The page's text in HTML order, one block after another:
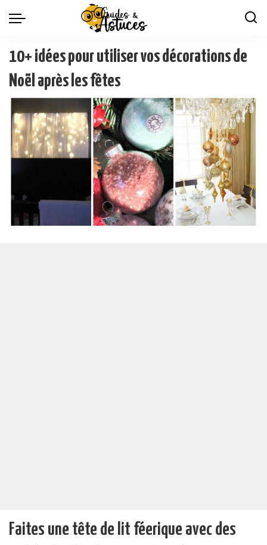
10+ idées pour utiliser vos décorations de
Noël après les fêtes
Faites une tête de lit féerique avec des